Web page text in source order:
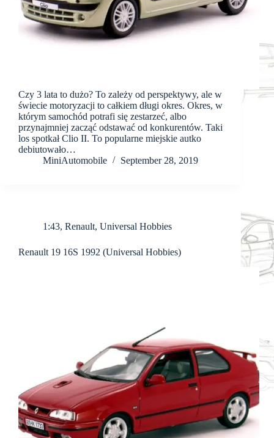
Czy 3 lata to dużo? To zależy od perspektywy, ale w
świecie motoryzacji to całkiem długi okres. Okres, w
którym samochód potrafi się zestarzeć, albo
przynajmniej zacząć odstawać od konkurentów. Taki
los spotkał Clio II. To popularne miejskie autko
debiutowało…
MiniAutomobile
September 28, 2019
1:43, Renault, Universal Hobbies
Renault 19 16S 1992 (Universal Hobbies)